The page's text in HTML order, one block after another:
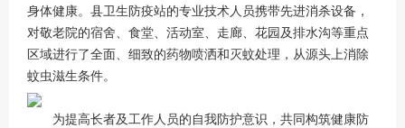
身体健康。县卫生防疫站的专业技术人员携带先进消杀设备，
对敬老院的宿舍、食堂、活动室、走廊、花园及排水沟等重点
区域进行了全面、细致的药物喷洒和灭蚊处理，从源头上消除
蚊虫滋生条件。
为提高长者及工作人员的自我防护意识，共同构筑健康防